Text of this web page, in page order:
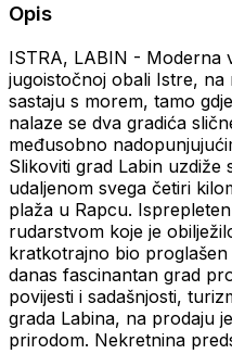
Opis
ISTRA, LABIN - Moderna
jugoistočnoj obali Istre, na
sastaju s morem, tamo
nalaze se dva gradića
međusobno
Slikoviti grad Labin uzdiže
udaljenom svega četiri
plaža u Rapcu.
rudarstvom koje je
kratkotrajno bio
danas fascinantan grad
povijesti i sadašnjosti,
grada Labina, na prodaju
prirodom. Nekretnina